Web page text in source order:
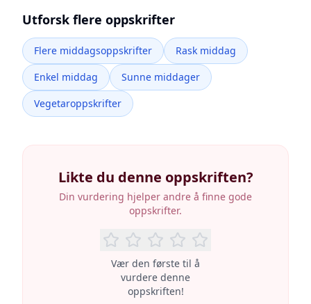
Utforsk flere oppskrifter
Flere middagsoppskrifter
Rask middag
Enkel middag
Sunne middager
Vegetaroppskrifter
Likte du denne oppskriften?
Din vurdering hjelper andre å finne gode
oppskrifter.
Vær den første til å
vurdere denne
oppskriften!